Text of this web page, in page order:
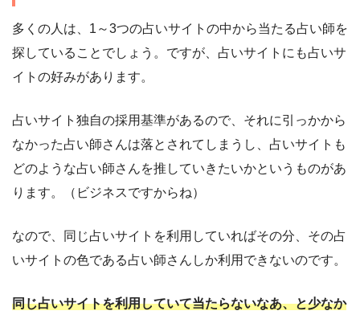
多くの人は、1～3つの占いサイトの中から当たる占い師を
探していることでしょう。ですが、占いサイトにも占いサ
イトの好みがあります。
占いサイト独自の採用基準があるので、それに引っかから
なかった占い師さんは落とされてしまうし、占いサイトも
どのような占い師さんを推していきたいかというものがあ
ります。（ビジネスですからね）
なので、同じ占いサイトを利用していればその分、その占
いサイトの色である占い師さんしか利用できないのです。
同じ占いサイトを利用していて当たらないなあ、と少なか